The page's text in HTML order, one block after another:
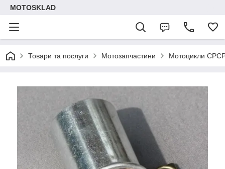
MOTOSKLAD
Товари та послуги Мотозапчастини Мотоцикли